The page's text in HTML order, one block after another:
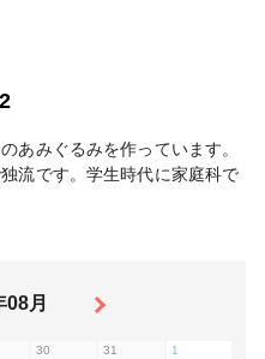
2
あみぐるみを作っています。
流です。学生時代に家庭科で
08月
30 31 1